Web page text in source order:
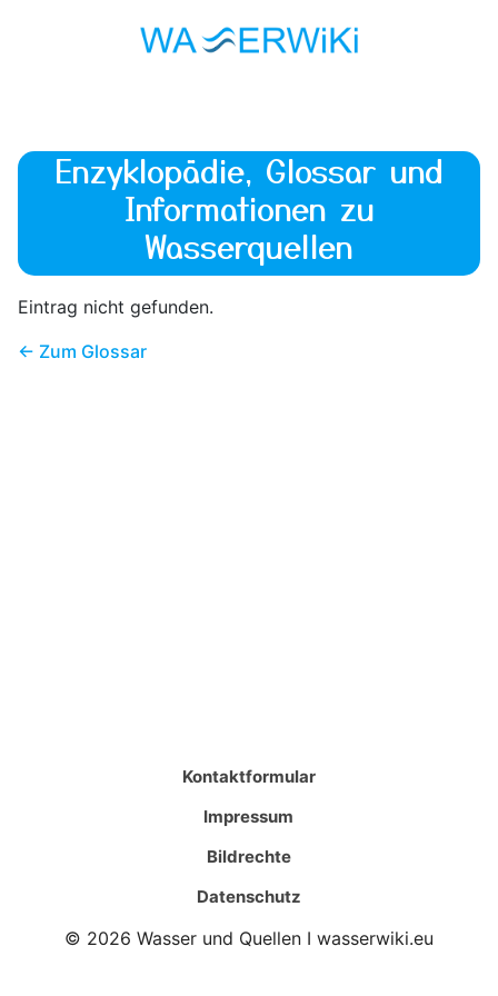
Enzyklopädie, Glossar und
Informationen zu
Wasserquellen
Eintrag nicht gefunden.
← Zum Glossar
Kontaktformular
Impressum
Bildrechte
Datenschutz
© 2026 Wasser und Quellen I wasserwiki.eu